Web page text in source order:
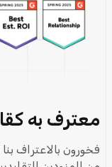
معترف به